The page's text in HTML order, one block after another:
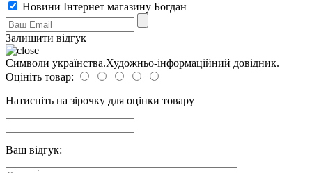
Новини Інтернет магазину Богдан
Залишити відгук
Символи українства.Художньо-інформаційний довідник.
Оцініть товар:
Натисніть на зірочку для оцінки товару
Ваш відгук: